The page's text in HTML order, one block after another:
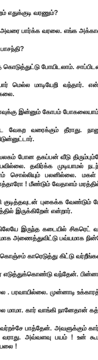
எதுக்குடி வரணும்?
பார்க்க வரலை. எங்க
போயிடலாம்.
மெல்ல மாடியேறி
இன்னும் கோபம்
வேகற வரைக்கும் தீராது.
போன தகப்பன் வீடு
தவிர்க்க முடியாமல்
சொல்லியும் பலனில்லை.
! மீண்டும் வேதாளம்
குடித்தவுடன் புகைக்க
இருக்கிறேன் என்றார்.
இருந்த கடையில்
அணைத்துவிட்டு பவ்யமாக
காரெடுத்து கிட்டு
எடுத்துக்கொண்டு வந்தேன்.
. பரவாயில்லை. முன்னாடி
மாமா. கார் வாங்கி நானேதான்
பாத்தேன். அவளுக்கும்
அவ்வளவு பயம் ! உன் கூட
!